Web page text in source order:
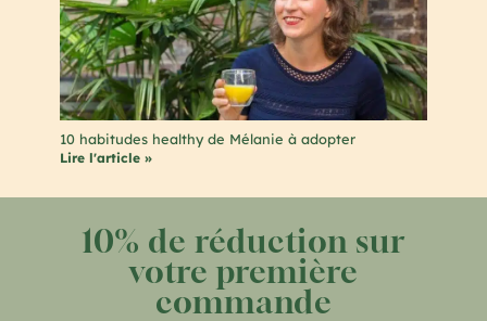
10 habitudes healthy de Mélanie à adopter
Lire l'article »
10% de réduction sur
votre première
commande